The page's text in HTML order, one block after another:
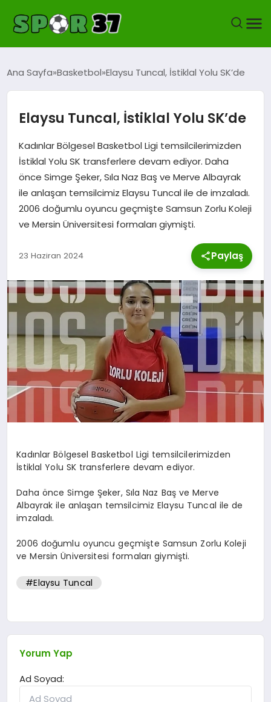
FUTBOL
YEREL FUTBOL
BASKETBOL
VOLEYBOL
HENTBOL
OKUL SPORLARI
DIĞER SPORLAR
Ana Sayfa Basketbol Elaysu Tuncal, İstiklal Yolu SK’de
Elaysu Tuncal, İstiklal Yolu SK’de
Kadınlar Bölgesel Basketbol Ligi temsilcilerimizden
İstiklal Yolu SK transferlere devam ediyor. Daha
önce Simge Şeker, Sıla Naz Baş ve Merve Albayrak
ile anlaşan temsilcimiz Elaysu Tuncal ile de imzaladı.
2006 doğumlu oyuncu geçmişte Samsun Zorlu Koleji
ve Mersin Üniversitesi formaları giymişti.
23 Haziran 2024 Paylaş
Kadınlar Bölgesel Basketbol Ligi temsilcilerimizden
İstiklal Yolu SK transferlere devam ediyor.
Daha önce Simge Şeker, Sıla Naz Baş ve Merve
Albayrak ile anlaşan temsilcimiz Elaysu Tuncal ile de
imzaladı.
2006 doğumlu oyuncu geçmişte Samsun Zorlu Koleji
ve Mersin Üniversitesi formaları giymişti.
#Elaysu Tuncal
Yorum Yap
Ad Soyad: